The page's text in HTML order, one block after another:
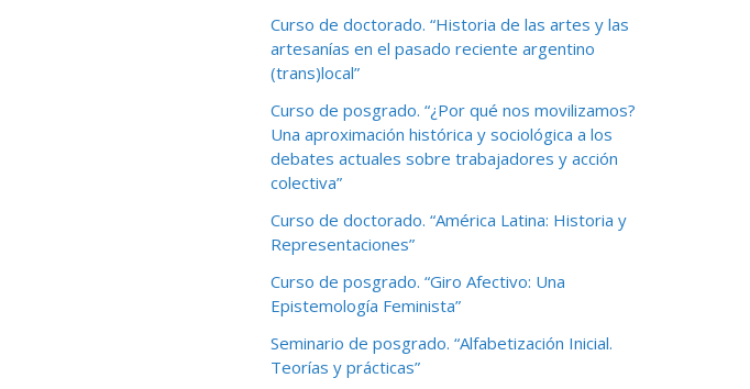
Curso de doctorado. “Historia de las artes y las
artesanías en el pasado reciente argentino
(trans)local”
Curso de posgrado. “¿Por qué nos movilizamos?
Una aproximación histórica y sociológica a los
debates actuales sobre trabajadores y acción
colectiva”
Curso de doctorado. “América Latina: Historia y
Representaciones”
Curso de posgrado. “Giro Afectivo: Una
Epistemología Feminista”
Seminario de posgrado. “Alfabetización Inicial.
Teorías y prácticas”